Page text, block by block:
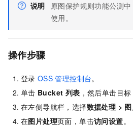
说明 原图保护规则功能公测
使用。
操作步骤
登录 OSS 管理控制台。
单击 Bucket 列表 ，然后单击目标
在左侧导航栏，选择数据处理 >
在图片处理页面，单击访问设置。